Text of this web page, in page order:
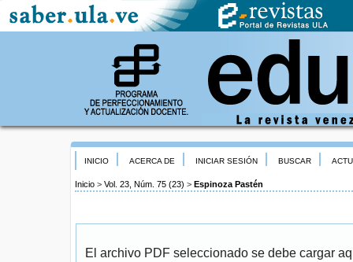
INICIO ACERCA DE INICIAR SESIÓN BUSCAR
Inicio > Vol. 23, Núm. 75 (23) > Espinoza Pastén
El archivo PDF seleccionado se debe cargar